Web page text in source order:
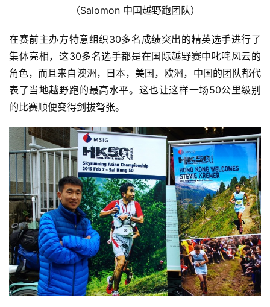
（Salomon 中国越野跑团队）
在赛前主办方特意组织30多名成绩突出的精英选手进行了
集体亮相，这30多名选手都是在国际越野赛中叱咤风云的
角色，而且来自澳洲，日本，美国，欧洲，中国的团队都代
表了当地越野跑的最高水平。这也让这样一场50公里级别
的比赛顺便变得剑拔弩张。